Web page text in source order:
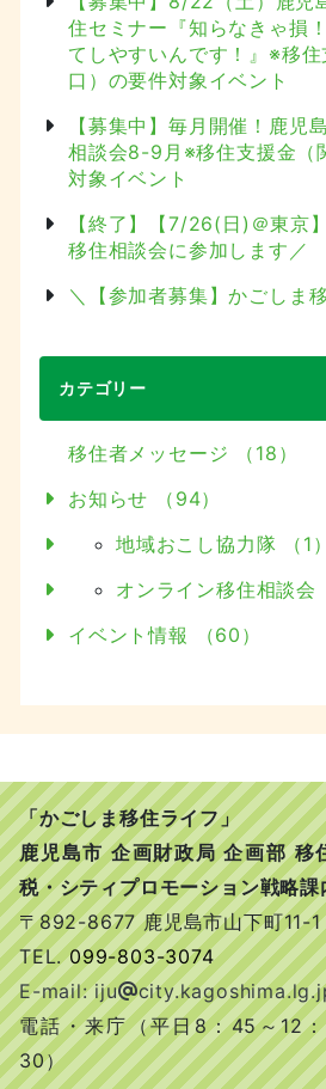
住セミナー『知らなきゃ損
てしやすいんです！』※移
口）の要件対象イベント
【募集中】毎月開催！鹿児
相談会8-9月※移住支援金（
対象イベント
【終了】【7/26(日)＠東京
移住相談会に参加します／
＼【参加者募集】かごしま
カテゴリー
移住者メッセージ （18）
お知らせ （94）
地域おこし協力隊 （1）
オンライン移住相談会
イベント情報 （60）
「かごしま移住ライフ」
鹿児島市 企画財政局 企画部 移
税・シティプロモーション戦略
〒892-8677 鹿児島市山下町11-1
TEL.099-803-3074
E-mail: iju
電話・来庁（平日8：45～12
30）